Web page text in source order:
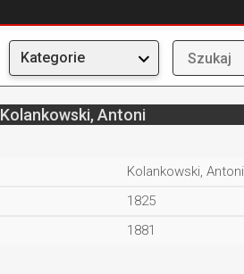
Kategorie
Kolankowski, Antoni
Kolankowski, Antoni
1825
1881